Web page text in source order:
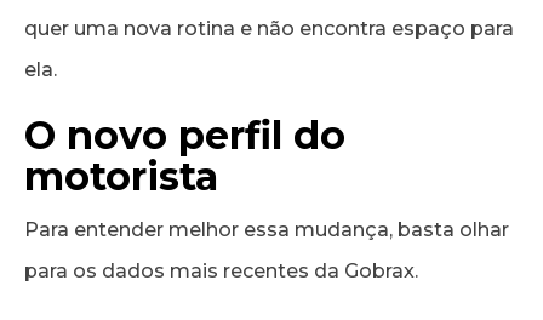
quer uma nova rotina e não encontra espaço para
ela.
O novo perfil do
motorista
Para entender melhor essa mudança, basta olhar
para os dados mais recentes da Gobrax.